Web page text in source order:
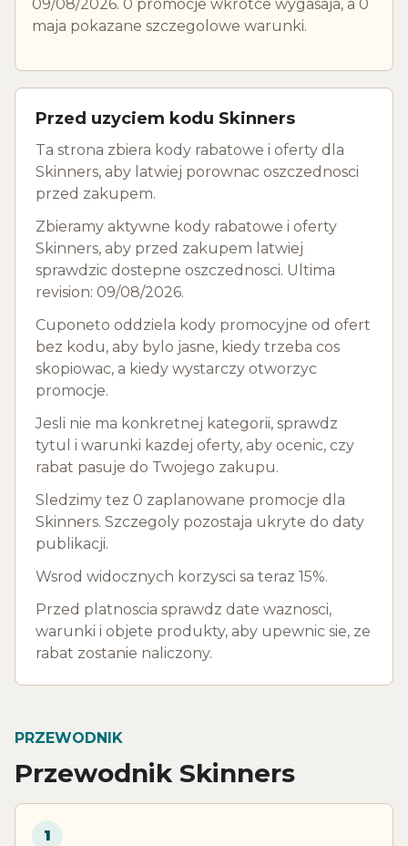
09/08/2026. 0 promocje wkrotce wygasaja, a 0
maja pokazane szczegolowe warunki.
Przed uzyciem kodu Skinners
Ta strona zbiera kody rabatowe i oferty dla
Skinners, aby latwiej porownac oszczednosci
przed zakupem.
Zbieramy aktywne kody rabatowe i oferty
Skinners, aby przed zakupem latwiej
sprawdzic dostepne oszczednosci. Ultima
revision: 09/08/2026.
Cuponeto oddziela kody promocyjne od ofert
bez kodu, aby bylo jasne, kiedy trzeba cos
skopiowac, a kiedy wystarczy otworzyc
promocje.
Jesli nie ma konkretnej kategorii, sprawdz
tytul i warunki kazdej oferty, aby ocenic, czy
rabat pasuje do Twojego zakupu.
Sledzimy tez 0 zaplanowane promocje dla
Skinners. Szczegoly pozostaja ukryte do daty
publikacji.
Wsrod widocznych korzysci sa teraz 15%.
Przed platnoscia sprawdz date waznosci,
warunki i objete produkty, aby upewnic sie, ze
rabat zostanie naliczony.
PRZEWODNIK
Przewodnik Skinners
1